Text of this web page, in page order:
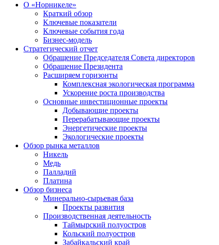
О «Норникеле»
Краткий обзор
Ключевые показатели
Ключевые события года
Бизнес-модель
Стратегический отчет
Обращение Председателя Совета директоров
Обращение Президента
Расширяем горизонты
Комплексная экологическая программа
Ускорение роста производства
Основные инвестиционные проекты
Добывающие проекты
Перерабатывающие проекты
Энергетические проекты
Экологические проекты
Обзор рынка металлов
Никель
Медь
Палладий
Платина
Обзор бизнеса
Минерально-сырьевая база
Проекты развития
Производственная деятельность
Таймырский полуостров
Кольский полуостров
Забайкальский край